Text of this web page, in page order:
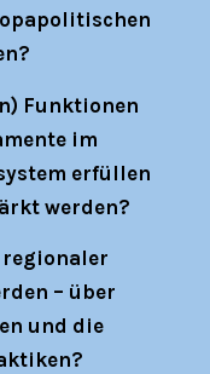
Funktionen
im
erfüllen
werden?
regionaler
– über
und die